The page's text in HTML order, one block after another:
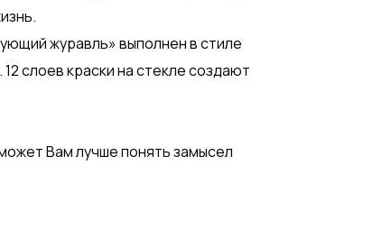
журавль» выполнен в стиле
слоев краски на стекле создают
Вам лучше понять замысел